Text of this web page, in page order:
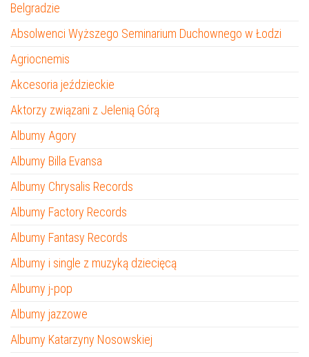
Belgradzie
Absolwenci Wyższego Seminarium Duchownego w Łodzi
Agriocnemis
Akcesoria jeździeckie
Aktorzy związani z Jelenią Górą
Albumy Agory
Albumy Billa Evansa
Albumy Chrysalis Records
Albumy Factory Records
Albumy Fantasy Records
Albumy i single z muzyką dziecięcą
Albumy j-pop
Albumy jazzowe
Albumy Katarzyny Nosowskiej